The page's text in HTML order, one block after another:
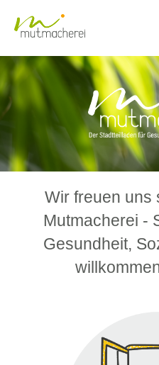
Wir freuen uns
Mutmacherei -
Gesundheit,